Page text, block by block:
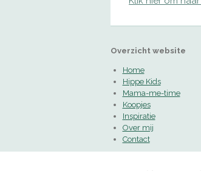
Overzicht website
Home
Hippe Kids
Mama-me-time
Koopjes
Inspiratie
Over mij
Contact